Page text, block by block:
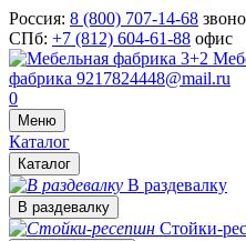
Россия: 8 (800) 707-14-68
СПб: +7 (812) 604-61-88 офис
фабрика 9217824448@mail.ru
0
Меню
Каталог
Каталог
В раздевалку
В раздевалку
Стойки-